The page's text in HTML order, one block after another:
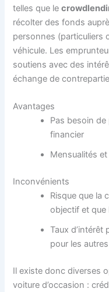
telles que le
récolter des fonds
personnes (particuliers
véhicule. Les
soutiens avec des
échange de
Avantages
Pas besoin
financier
Mensualités
Inconvénients
Risque que la
objectif et que
Taux d’intérêt
pour les
Il existe donc diverses
voiture d’occasion :